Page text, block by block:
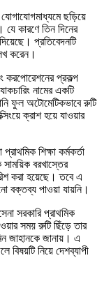
ছড়িয়ে
কারণে তিন দিনের
প্রতিবেদনটি
করেন।
করপোরেশনের প্রকল্প
নামের একটি
ফুল অটোমেটিকভাবে রুটি
ক্রাশ হয়ে যাওয়ার
শিক্ষা কর্মকর্তা
সাময়িক বরখাস্তের
করা হয়েছে। তবে এ
বক্তব্য পাওয়া যায়নি।
সরকারি প্রাথমিক
সময় রুটি ছিঁড়ে তার
জাহানকে জানায়। এ
বিষয়টি নিয়ে দেশব্যাপী